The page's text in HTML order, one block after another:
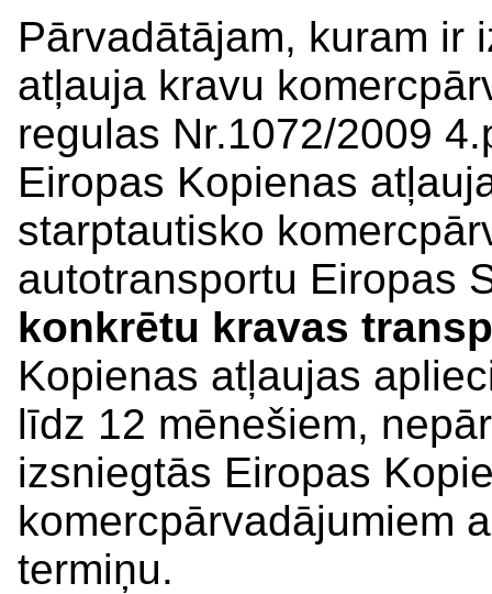
Pārvadātājam, kuram ir
atļauja kravu
regulas Nr.1072/2009
Eiropas Kopienas
starptautisko
autotransportu Eiropas
konkrētu kravas
Kopienas atļaujas
līdz 12 mēnešiem,
izsniegtās Eiropas
komercpārvadājumiem
termiņu.